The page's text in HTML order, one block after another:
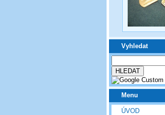
Vyhledat
Menu
ÚVOD